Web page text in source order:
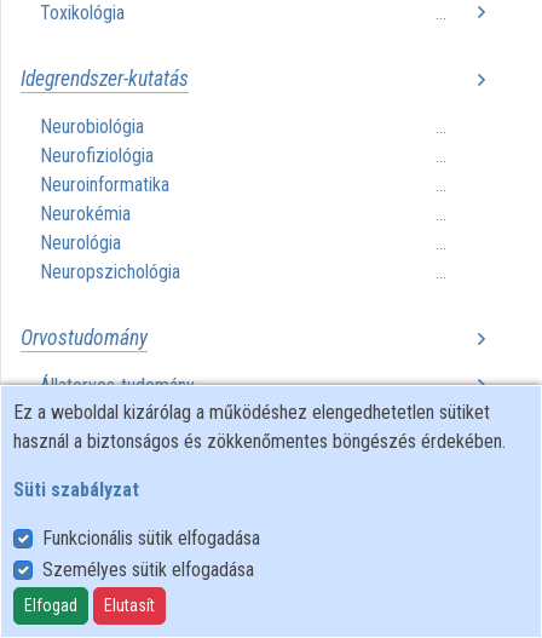
Intézmények
Közreműködők
Toxikológia
Idegrendszer-kutatás
Neurobiológia
Neurofiziológia
Neuroinformatika
Neurokémia
Neurológia
Neuropszichológia
Orvostudomány
Állatorvos-tudomány ...
Humán orvostudomány ...
Felhasználói szabályzat
Adatkezelési tájékoztató
Süti szabályzat
Ez a weboldal kizárólag a működéshez elengedhetetlen sütiket
használ a biztonságos és zökkenőmentes böngészés érdekében.
Süti szabályzat
Funkcionális sütik elfogadása
Személyes sütik elfogadása
Elfogad Elutasít